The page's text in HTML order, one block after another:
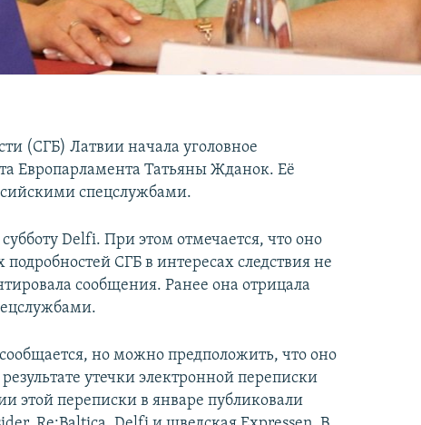
(СГБ) Латвии начала уголовное
Европарламента Татьяны Жданок. Её
спецслужбами.
Delfi. При этом отмечается, что оно
СГБ в интересах следствия не
сообщения. Ранее она отрицала
но можно предположить, что оно
утечки электронной переписки
этой переписки в январе публиковали